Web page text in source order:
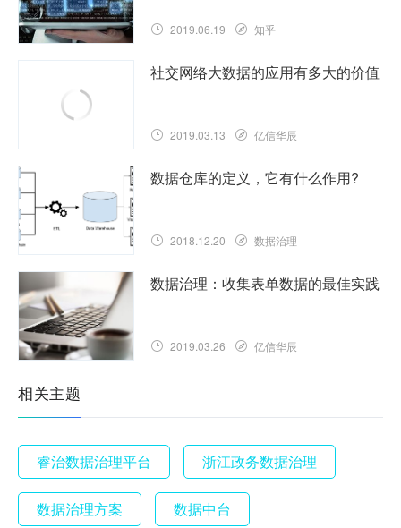
2019.06.19 知乎
社交网络大数据的应用有多大的价值
2019.03.13 亿信华辰
数据仓库的定义，它有什么作用?
2018.12.20 数据治理
数据治理：收集表单数据的最佳实践
2019.03.26 亿信华辰
相关主题
睿治数据治理平台 浙江政务数据治理
数据治理方案 数据中台